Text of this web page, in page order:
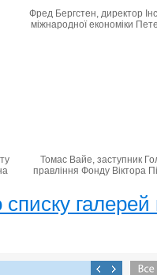
Фред Бергстен, директор
міжнародної економіки
Томас Вайе, заступник
правління Фонду Віктора
галерей